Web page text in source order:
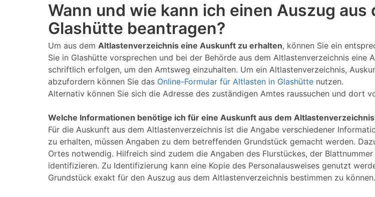
Wann und wie kann ich einen Auszug
Glashütte beantragen?
Um aus dem Altlastenverzeichnis eine Auskunft zu erhalten, können Sie ein
Sie in Glashütte vorsprechen und bei der Behörde aus dem Altlastenverzeichnis eine
schriftlich erfolgen, um den Amtsweg einzuhalten. Um ein Altlastenverzeichnis,
abzufordern können Sie das Online-Formular für Altlasten in Glashütte nutzen.
Alternativ können Sie sich die Adresse des zuständigen Amtes raussuchen und dort
Welche Informationen benötige ich für eine Auskunft aus dem
Für die Auskunft aus dem Altlastenverzeichnis ist die Angabe verschiedener
zu erhalten, müssen Angaben zu dem betreffenden Grundstück gemacht werden.
Ortes notwendig. Hilfreich sind zudem die Angaben des Flurstückes, der
identifizieren. Zu Identifizierung kann eine Kopie des Personalausweises genutzt
Grundstück exakt für den Auszug aus dem Altlastenverzeichnis bestimmen zu können.